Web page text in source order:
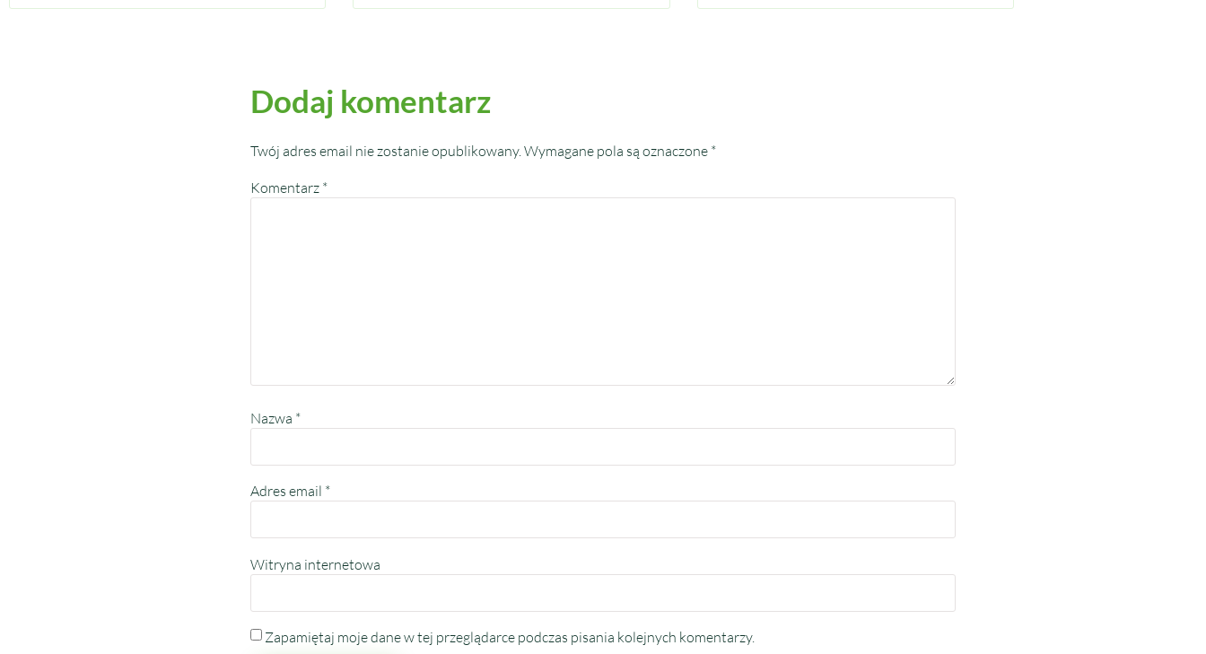
Dodaj komentarz
Twój adres email nie zostanie opublikowany.Wymagane pola są oznaczone *
Komentarz *
Nazwa *
Adres email *
Witryna internetowa
Zapamiętaj moje dane w tej przeglądarce podczas pisania kolejnych komentarzy.